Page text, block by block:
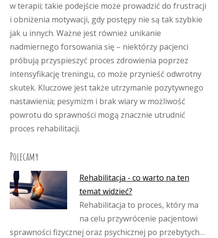
w terapii; takie podejście może prowadzić do frustracji
i obniżenia motywacji, gdy postępy nie są tak szybkie
jak u innych. Ważne jest również unikanie
nadmiernego forsowania się – niektórzy pacjenci
próbują przyspieszyć proces zdrowienia poprzez
intensyfikację treningu, co może przynieść odwrotny
skutek. Kluczowe jest także utrzymanie pozytywnego
nastawienia; pesymizm i brak wiary w możliwość
powrotu do sprawności mogą znacznie utrudnić
proces rehabilitacji.
Polecamy
Rehabilitacja - co warto na ten
temat widzieć?
Rehabilitacja to proces, który ma
na celu przywrócenie pacjentowi
sprawności fizycznej oraz psychicznej po przebytych…